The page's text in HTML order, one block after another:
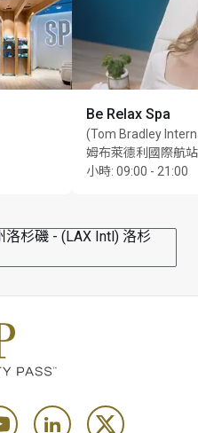
appreciates your
accommodate all guests
airline policies
outside these hours
時進入貴賓室Be Relax Spa
(Tom Bradley
姆布萊德利國際航
小時: 09:00 - 21:00
杉磯 - (LAX Intl) 洛杉